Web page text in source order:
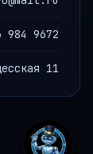
984 9672
11